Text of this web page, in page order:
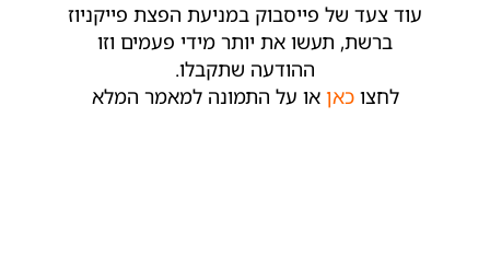
עוד צעד של פייסבוק במניעת הפצת פייקניוז
ברשת, תעשו את יותר מידי פעמים וזו
ההודעה שתקבלו.
לחצוכאן או על התמונה למאמר המלא